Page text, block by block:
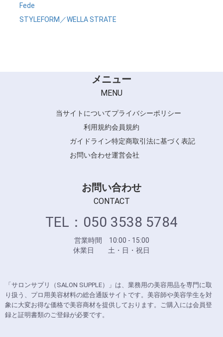
Fede
STYLEFORM／WELLA STRATE
メニュー
MENU
当サイトについてプライバシーポリシー
利用規約会員規約
ガイドライン特定商取引法に基づく表記
お問い合わせ運営会社
お問い合わせ
CONTACT
TEL：050 3538 5784
営業時間 10:00 - 15:00
休業日 土・日・祝日
「サロンサプリ（SALON SUPPLE）」は、業務用の美容用品を専門に取
り扱う、プロ用美容材料の総合通販サイトです。美容師や美容学生を対
象に大変お得な価格で美容商材を提供しております。ご購入には会員登
録と証明書類のご登録が必要です。